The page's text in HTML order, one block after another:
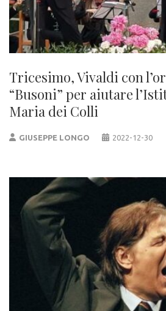
Tricesimo, Vivaldi con
“Busoni” per aiutare
Maria dei Colli
GIUSEPPE LONGO 2022-12-30